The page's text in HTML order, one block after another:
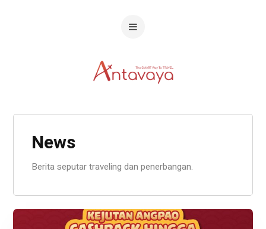
News
Berita seputar traveling dan penerbangan.